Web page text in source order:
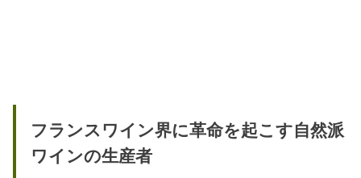
フランスワイン界に革命を起こす自然派
ワインの生産者